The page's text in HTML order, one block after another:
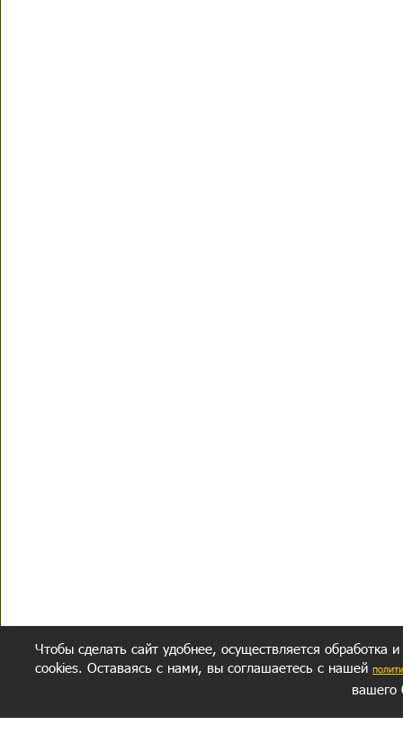
Чтобы сделать сайт удобнее, осуществляется обработка
cookies. Оставаясь с нами, вы соглашаетесь с нашей
вашего